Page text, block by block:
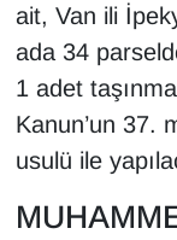
ait, Van ili
ada 34
1 adet
Kanun’un 37.
usulü ile
KURDÎ
MAGAZİN
MEDYA
ONE